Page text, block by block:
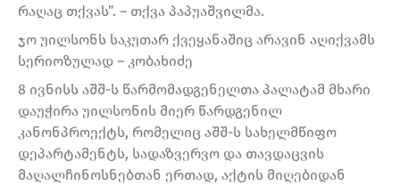
რაღაც თქვას”. – თქვა პაპუაშვილმა.
ჯო უილსონს საკუთარ ქვეყანაშიც არავინ აღიქვამს
სერიოზულად – კობახიძე
8 ივნისს აშშ-ს წარმომადგენელთა პალატამ მხარი
დაუჭირა უილსონის მიერ წარდგენილ
კანონპროექტს, რომელიც აშშ-ს სახელმწიფო
დეპარტამენტს, სადაზვერვო და თავდაცვის
მაღალჩინოსნებთან ერთად, აქტის მიღებიდან